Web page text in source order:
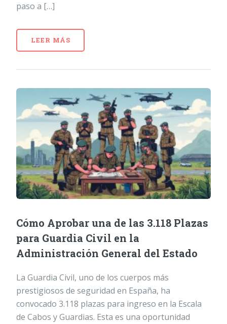
paso a […]
LEER MÁS
Cómo Aprobar una de las 3.118 Plazas
para Guardia Civil en la
Administración General del Estado
La Guardia Civil, uno de los cuerpos más
prestigiosos de seguridad en España, ha
convocado 3.118 plazas para ingreso en la Escala
de Cabos y Guardias. Esta es una oportunidad